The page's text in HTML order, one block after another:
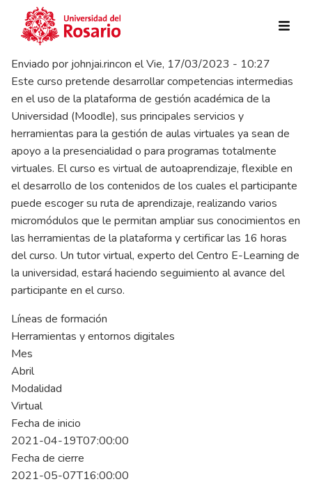
Pasar al contenido principal
Enviado por johnjai.rincon elVie, 17/03/2023 - 10:27
Este curso pretende desarrollar competencias intermedias
en el uso de la plataforma de gestión académica de la
Universidad (Moodle), sus principales servicios y
herramientas para la gestión de aulas virtuales ya sean de
apoyo a la presencialidad o para programas totalmente
virtuales. El curso es virtual de autoaprendizaje, flexible en
el desarrollo de los contenidos de los cuales el participante
puede escoger su ruta de aprendizaje, realizando varios
micromódulos que le permitan ampliar sus conocimientos en
las herramientas de la plataforma y certificar las 16 horas
del curso. Un tutor virtual, experto del Centro E-Learning de
la universidad, estará haciendo seguimiento al avance del
participante en el curso.
Líneas de formación
Herramientas y entornos digitales
Mes
Abril
Modalidad
Virtual
Fecha de inicio
2021-04-19T07:00:00
Fecha de cierre
2021-05-07T16:00:00